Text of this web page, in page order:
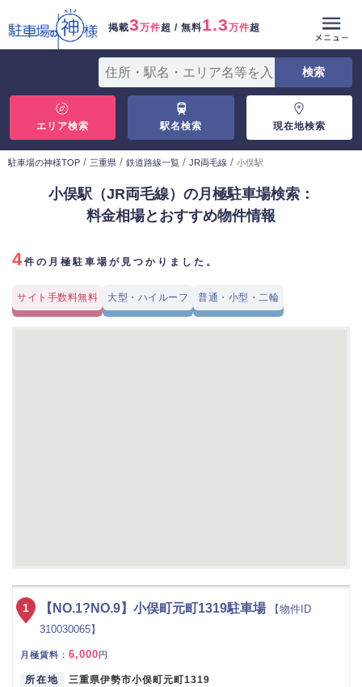
掲載3万件超 / 無料1.3万件超
エリア検索 駅名検索 現在地検索
駐車場の神様TOP / 三重県 / 鉄道路線一覧 / JR両毛線 / 小俣駅
小俣駅（JR両毛線）の月極駐車場検索：
料金相場とおすすめ物件情報
4 件の月極駐車場が見つかりました。
サイト手数料無料 大型・ハイルーフ 普通・小型・二輪
【NO.1?NO.9】小俣町元町1319駐車場
【物件ID
310030065】
月極賃料 ： 6,000円
所在地
三重県伊勢市小俣町元町1319
1